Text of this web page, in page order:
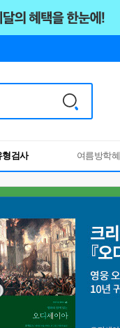
형검사
형검사
여름방학